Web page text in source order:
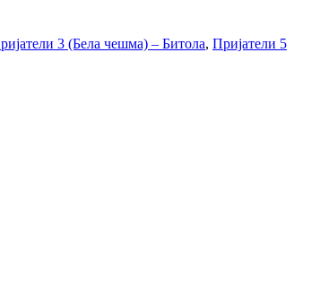
3 (Бела чешма) – Битола, Пријатели 5